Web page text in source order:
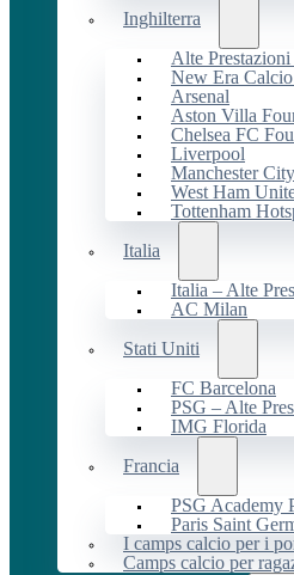
Inghilterra
Alte
New Era
Arsenal
Aston Villa
Chelsea FC
Liverpool
Manchester City
West Ham
Tottenham
Italia
Italia – Alte
AC Milan
Stati Uniti
FC Barcelona
PSG – Alte
IMG Florida
Francia
PSG Academy
Paris Saint
I camps calcio per i
Camps calcio per